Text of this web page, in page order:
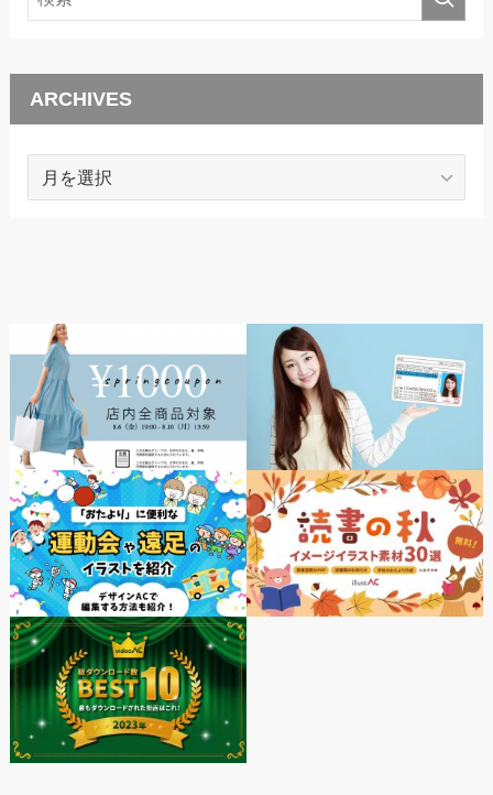
ARCHIVES
ARCHIVES